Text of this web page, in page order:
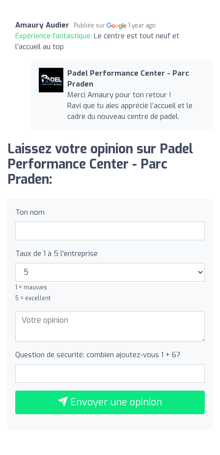
Amaury Audier Publiée sur 1 year ago
Expérience fantastique: Le centre est tout neuf et
l’accueil au top
Padel Performance Center - Parc
Praden
Merci Amaury pour ton retour !
Ravi que tu aies apprécié l’accueil et le
cadre du nouveau centre de padel.
Laissez votre opinion sur Padel
Performance Center - Parc
Praden:
Ton nom
Taux de 1 à 5 l'entreprise
1 = mauvais
5 = excellent
Question de sécurité: combien ajoutez-vous 1 + 6?
Envoyer une opinion